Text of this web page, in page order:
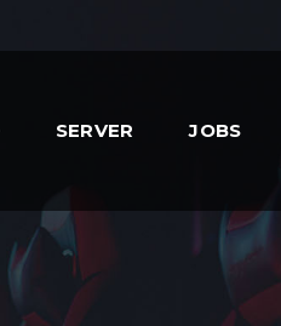
SERVER JOBS